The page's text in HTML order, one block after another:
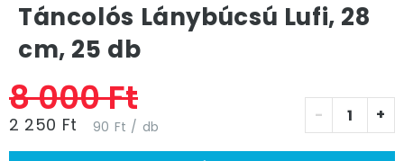
Táncolós Lánybúcsú Lufi, 28
cm, 25 db
8 000 Ft
2 250 Ft 90 Ft / db
- +